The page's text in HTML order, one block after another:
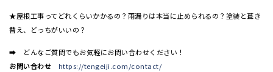
★屋根工事ってどれくらいかかるの？雨漏りは本当に止められるの？塗装と葺き
替え、どっちがいいの？
➡ どんなご質問でもお気軽にお問い合わせください！
お問い合わせ
https://tengeiji.com/contact/